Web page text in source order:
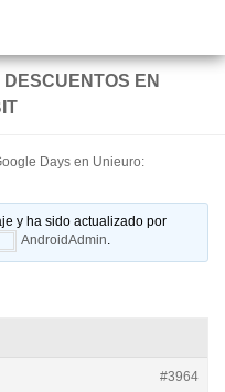
EN
Days en Unieuro:
y ha sido actualizado por
AndroidAdmin.
#3964